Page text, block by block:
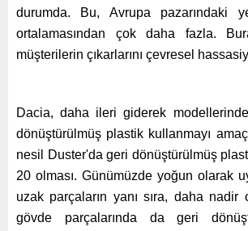
durumda. Bu, Avrupa pazarındaki
ortalamasından çok daha fazla.
müşterilerin çıkarlarını çevresel
Dacia, daha ileri giderek
dönüştürülmüş plastik kullanmayı
nesil Duster'da geri dönüştürülmüş
20 olması. Günümüzde yoğun olarak
uzak parçaların yanı sıra, daha nadir
gövde parçalarında da geri